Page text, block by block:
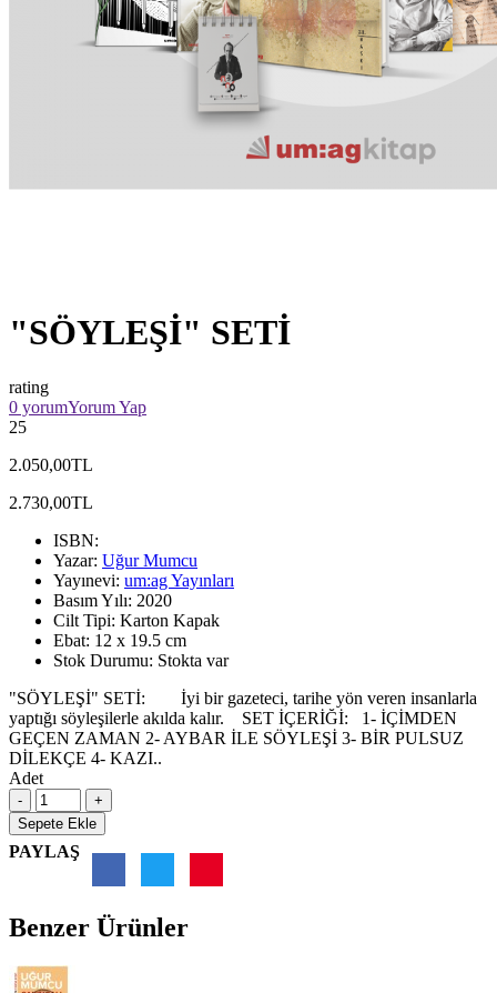
"SÖYLEŞİ" SETİ
rating
0 yorumYorum Yap
25
2.050,00TL
2.730,00TL
ISBN:
Yazar: Uğur Mumcu
Yayınevi: um:ag Yayınları
Basım Yılı: 2020
Cilt Tipi: Karton Kapak
Ebat: 12 x 19.5 cm
Stok Durumu: Stokta var
"SÖYLEŞİ" SETİ: İyi bir gazeteci, tarihe yön veren insanlarla
yaptığı söyleşilerle akılda kalır. SET İÇERİĞİ: 1- İÇİMDEN
GEÇEN ZAMAN 2- AYBAR İLE SÖYLEŞİ 3- BİR PULSUZ
DİLEKÇE 4- KAZI..
Adet
Sepete Ekle
PAYLAŞ
Benzer Ürünler